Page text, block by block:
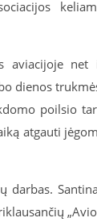
aviacijoje net
dienos
poilsio
atgauti
darbas.